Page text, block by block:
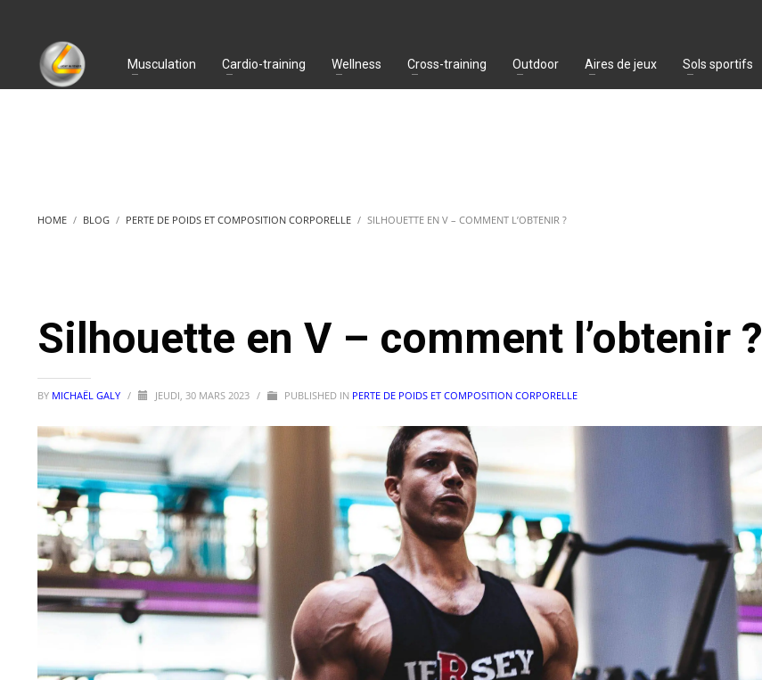
Musculation Cardio-training Wellness Cross-training Outdoor Aires de jeux Sols sportifs
HOME BLOG PERTE DE POIDS ET COMPOSITION CORPORELLE SILHOUETTE EN V – COMMENT L’OBTENIR ?
Silhouette en V – comment l’obtenir ?
BY MICHAËL GALY / JEUDI, 30 MARS 2023 / PUBLISHED IN PERTE DE POIDS ET COMPOSITION CORPORELLE